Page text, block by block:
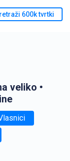
600k tvrtki
veliko •